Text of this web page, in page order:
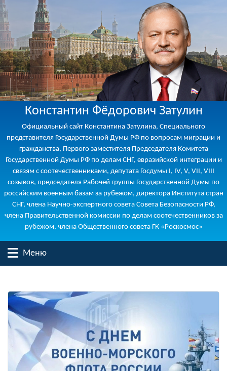
Константин Фёдорович Затулин
Официальный сайт Константина Затулина, Специального
представителя Государственной Думы РФ по вопросам миграции и
гражданства, Первого заместителя Председателя Комитета
Государственной Думы РФ по делам СНГ, евразийской интеграции и
связям с соотечественниками, депутата Госдумы I, IV, V, VII, VIII
созывов, председателя Рабочей группы Государственной Думы по
российским военным базам за рубежом, директора Института стран
СНГ, члена Научно-экспертного совета Совета Безопасности РФ,
члена Правительственной комиссии по делам соотечественников за
рубежом, члена Общественного совета ГК «Роскосмос»
Меню